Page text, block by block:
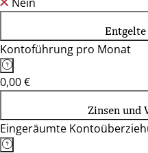
Kontoführung pro Monat
0,00 €
Zinsen und
Eingeräumte